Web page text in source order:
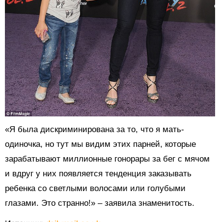
«Я была дискриминирована за то, что я мать-
одиночка, но тут мы видим этих парней, которые
зарабатывают миллионные гонорары за бег с мячом
и вдруг у них появляется тенденция заказывать
ребенка со светлыми волосами или голубыми
глазами. Это странно!» – заявила знаменитость.